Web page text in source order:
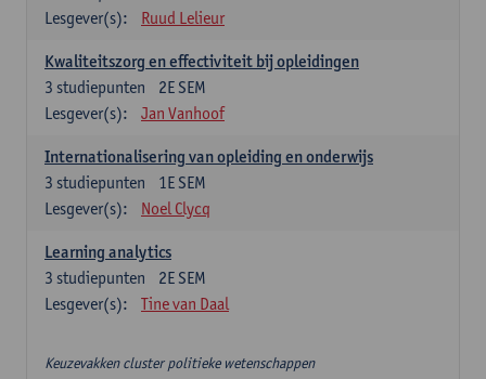
Lesgever(s):
Ruud Lelieur
Kwaliteitszorg en effectiviteit bij opleidingen
2E SEM
3 studiepunten
Lesgever(s):
Jan Vanhoof
Internationalisering van opleiding en onderwijs
1E SEM
3 studiepunten
Lesgever(s):
Noel Clycq
Learning analytics
2E SEM
3 studiepunten
Lesgever(s):
Tine van Daal
Keuzevakken cluster politieke wetenschappen